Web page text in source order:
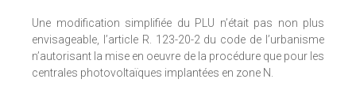
Une modification simplifiée du PLU n’était pas non plus
envisageable, l’article R. 123-20-2 du code de l’urbanisme
n’autorisant la mise en oeuvre de la procédure que pour les
centrales photovoltaïques implantées en zone N.